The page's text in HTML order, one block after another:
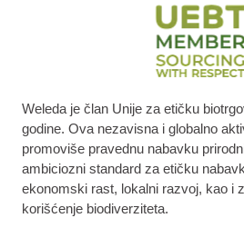
Weleda je član Unije za etičku
godine. Ova nezavisna i globalno
promoviše pravednu nabavku
ambiciozni standard za etičku
ekonomski rast, lokalni razvoj, kao i
korišćenje biodiverziteta.